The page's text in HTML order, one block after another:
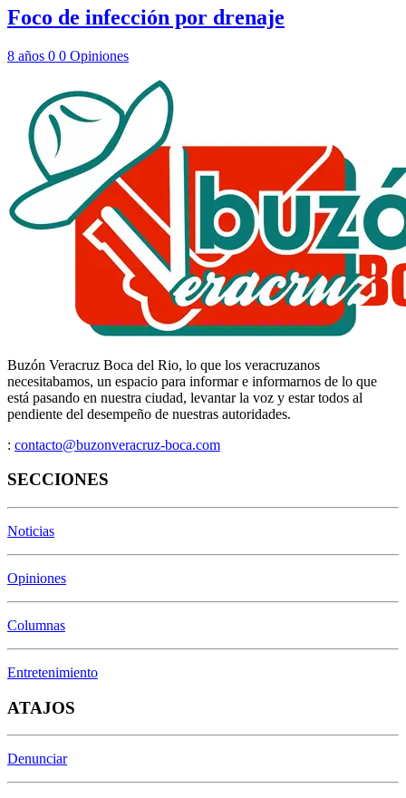
Foco de infección por drenaje
8 años 0 0 Opiniones
Buzón Veracruz Boca del Rio, lo que los veracruzanos
necesitabamos, un espacio para informar e informarnos de lo que
está pasando en nuestra ciudad, levantar la voz y estar todos al
pendiente del desempeño de nuestras autoridades.
: contacto@buzonveracruz-boca.com
SECCIONES
Noticias
Opiniones
Columnas
Entretenimiento
ATAJOS
Denunciar